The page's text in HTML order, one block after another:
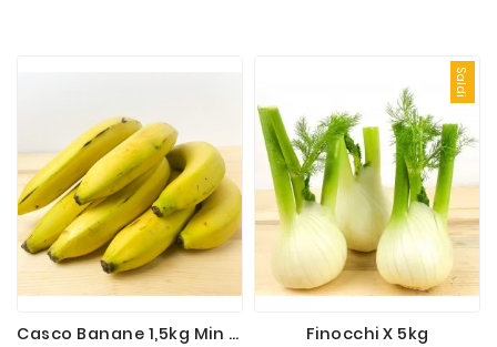
Casco Banane 1,5kg Min X 2
Saldi
Finocchi X 5kg